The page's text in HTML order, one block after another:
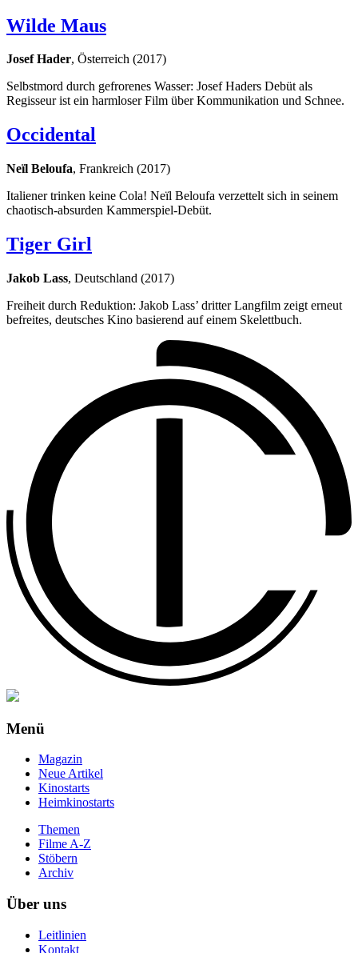
Wilde Maus
Josef Hader, Österreich (2017)
Selbstmord durch gefrorenes Wasser: Josef Haders Debüt als
Regisseur ist ein harmloser Film über Kommunikation und Schnee.
Occidental
Neïl Beloufa, Frankreich (2017)
Italiener trinken keine Cola! Neïl Beloufa verzettelt sich in seinem
chaotisch-absurden Kammerspiel-Debüt.
Tiger Girl
Jakob Lass, Deutschland (2017)
Freiheit durch Reduktion: Jakob Lass’ dritter Langfilm zeigt erneut
befreites, deutsches Kino basierend auf einem Skelettbuch.
Menü
Magazin
Neue Artikel
Kinostarts
Heimkinostarts
Themen
Filme A-Z
Stöbern
Archiv
Über uns
Leitlinien
Kontakt